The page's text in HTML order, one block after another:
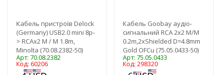
Кабель пристроїв Delock
(Germany) USB2.0 mini 8p-
> RCAx2 M / M 1.8m,
Minolta (70.08.2382-50)
Арт: 70.08.2382
Код: 60206
Кабель Goobay аудіо-
сигнальний RCA 2x2 M/M
0.2m,2xShielded D=4.8mm
Gold OFCu (75.05.0433-50)
Арт: 75.05.0433
Код: 298320